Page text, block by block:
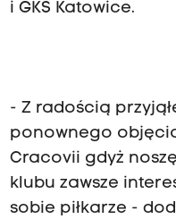
i GKS Katowice.
- Z radością
ponownego
Cracovii gdyż
klubu zawsze
sobie piłkarze -